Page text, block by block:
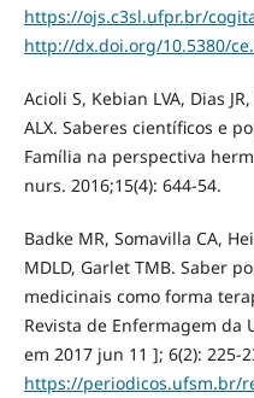
https://ojs.c3sl.ufpr.br/
http://dx.doi.org/10.5380/
Acioli S, Kebian LVA, Dias
ALX. Saberes científicos e
Família na perspectiva
nurs. 2016;15(4): 644-54.
Badke MR, Somavilla CA,
MDLD, Garlet TMB. Saber
medicinais como forma
Revista de Enfermagem da
em 2017 jun 11 ]; 6(2): 225-
https://periodicos.ufsm.br/